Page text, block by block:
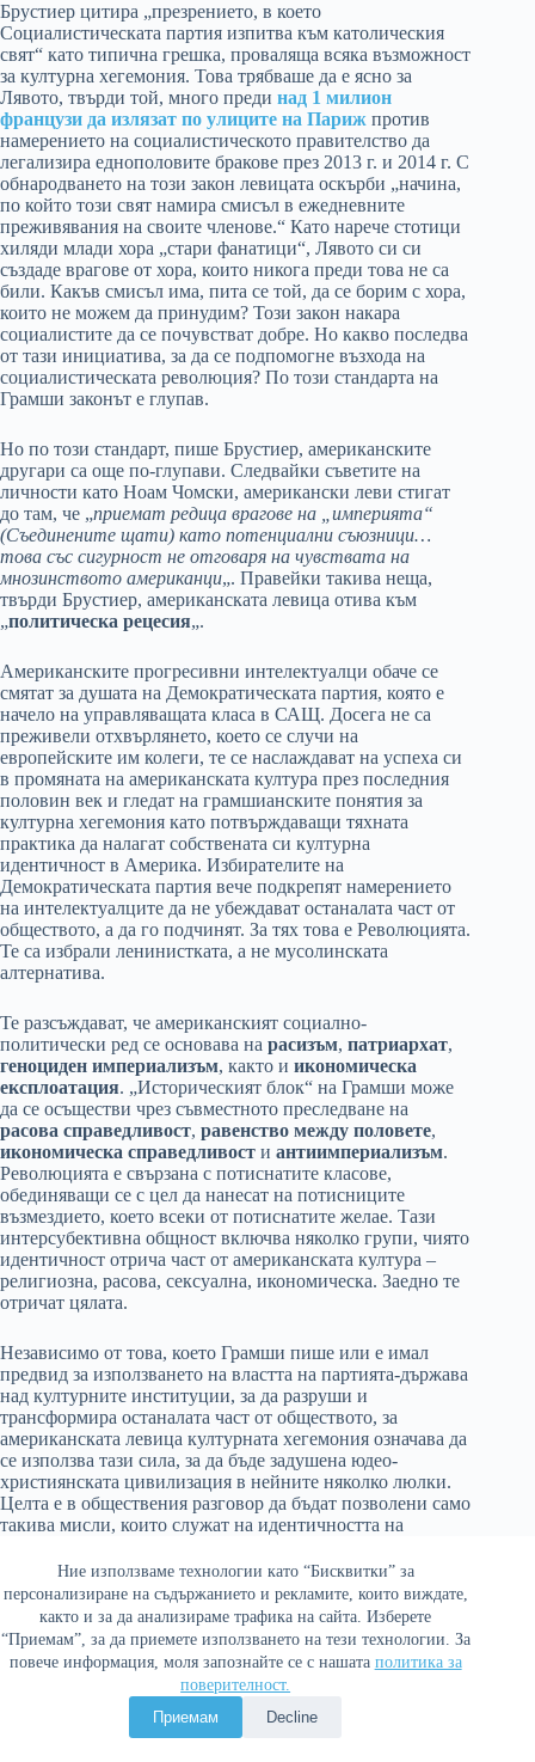
Ние използваме технологии като “Бисквитки” за
персонализиране на съдържанието и рекламите, които виждате,
както и за да анализираме трафика на сайта. Изберете
“Приемам”, за да приемете използването на тези технологии. За
повече информация, моля запознайте се с нашата политика за
поверителност.
Приемам
Decline
Брустиер цитира „презрението, в което
Социалистическата партия изпитва към католическия
свят“ като типична грешка, проваляща всяка възможност
за културна хегемония. Това трябваше да е ясно за
Лявото, твърди той, много преди над 1 милион
французи да излязат по улиците на Париж против
намерението на социалистическото правителство да
легализира еднополовите бракове през 2013 г. и 2014 г. С
обнародването на този закон левицата оскърби „начина,
по който този свят намира смисъл в ежедневните
преживявания на своите членове.“ Като нарече стотици
хиляди млади хора „стари фанатици“, Лявото си си
създаде врагове от хора, които никога преди това не са
били. Какъв смисъл има, пита се той, да се борим с хора,
които не можем да принудим? Този закон накара
социалистите да се почувстват добре. Но какво последва
от тази инициатива, за да се подпомогне възхода на
социалистическата революция? По този стандарта на
Грамши законът е глупав.
Но по този стандарт, пише Брустиер, американските
другари са още по-глупави. Следвайки съветите на
личности като Ноам Чомски, американски леви стигат
до там, че „приемат редица врагове на „империята“
(Съединените щати) като потенциални съюзници…
това със сигурност не отговаря на чувствата на
мнозинството американци„. Правейки такива неща,
твърди Брустиер, американската левица отива към
„политическа рецесия„.
Американските прогресивни интелектуалци обаче се
смятат за душата на Демократическата партия, която е
начело на управляващата класа в САЩ. Досега не са
преживели отхвърлянето, което се случи на
европейските им колеги, те се наслаждават на успеха си
в промяната на американската култура през последния
половин век и гледат на грамшианските понятия за
културна хегемония като потвърждаващи тяхната
практика да налагат собствената си културна
идентичност в Америка. Избирателите на
Демократическата партия вече подкрепят намерението
на интелектуалците да не убеждават останалата част от
обществото, а да го подчинят. За тях това е Революцията.
Те са избрали ленинистката, а не мусолинската
алтернатива.
Те разсъждават, че американският социално-
политически ред се основава на расизъм, патриархат,
геноциден империализъм, както и икономическа
експлоатация. „Историческият блок“ на Грамши може
да се осъществи чрез съвместното преследване на
расова справедливост, равенство между половете,
икономическа справедливост и антиимпериализъм.
Революцията е свързана с потиснатите класове,
обединяващи се с цел да нанесат на потисниците
възмездието, което всеки от потиснатите желае. Тази
интерсубективна общност включва няколко групи, чиято
идентичност отрича част от американската култура –
религиозна, расова, сексуална, икономическа. Заедно те
отричат цялата.
Независимо от това, което Грамши пише или е имал
предвид за използването на властта на партията-държава
над културните институции, за да разруши и
трансформира останалата част от обществото, за
американската левица културната хегемония означава да
се използва тази сила, за да бъде задушена юдео-
християнската цивилизация в нейните няколко люлки.
Целта е в обществения разговор да бъдат позволени само
такива мисли, които служат на идентичността на
делитимизират и евентуално да забранят всички
останали. Накратко, това означава политическа
коректност, която познаваме.
Анжело Кодвилае професор по Международни
отношения в Бостънския универститет. Автор е на
The Ruling Class: How They Corrupted America
and What We Can Do About It, Informing Statecraft, War: